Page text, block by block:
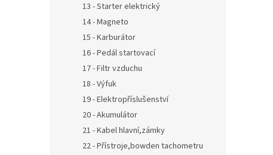
13 - Starter elektrický
14 - Magneto
15 - Karburátor
16 - Pedál startovací
17 - Filtr vzduchu
18 - Výfuk
19 - Elektropříslušenství
20 - Akumulátor
21 - Kabel hlavní,zámky
22 - Přístroje,bowden tachometru